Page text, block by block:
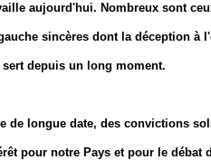
aujourd'hui. Nombreux sont
sincères dont la déception à
depuis un long moment.
de longue date, des convictions
pour notre Pays et pour le débat